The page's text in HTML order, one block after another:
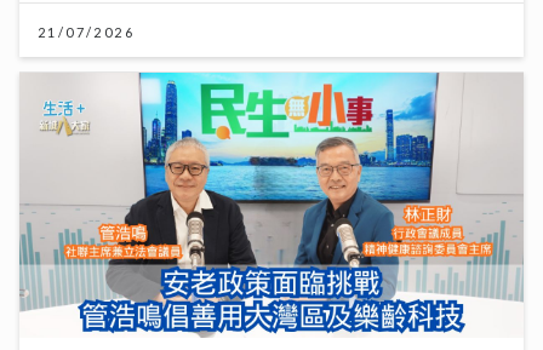
21/07/2026